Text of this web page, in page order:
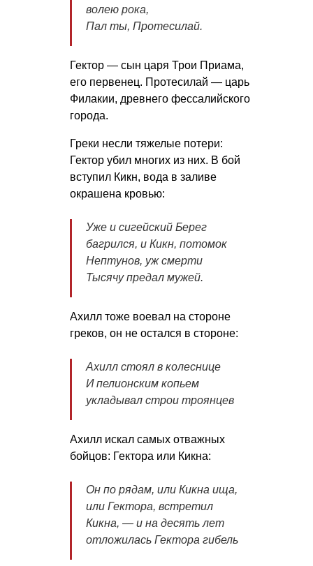
волею рока,
Пал ты, Протесилай.
Гектор — сын царя Трои Приама,
его первенец. Протесилай — царь
Филакии, древнего фессалийского
города.
Греки несли тяжелые потери:
Гектор убил многих из них. В бой
вступил Кикн, вода в заливе
окрашена кровью:
Уже и сигейский Берег
багрился, и Кикн, потомок
Нептунов, уж смерти
Тысячу предал мужей.
Ахилл тоже воевал на стороне
греков, он не остался в стороне:
Ахилл стоял в колеснице
И пелионским копьем
укладывал строи троянцев
Ахилл искал самых отважных
бойцов: Гектора или Кикна:
Он по рядам, или Кикна ища,
или Гектора, встретил
Кикна, — и на десять лет
отложилась Гектора гибель